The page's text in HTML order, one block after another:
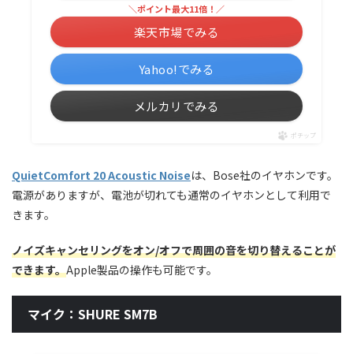
＼ポイント最大11倍！／
楽天市場でみる
Yahoo!でみる
メルカリでみる
ポチップ
QuietComfort 20 Acoustic Noiseは、Bose社のイヤホンです。
電源がありますが、電池が切れても通常のイヤホンとして利用で
きます。
ノイズキャンセリングをオン/オフで周囲の音を切り替えることが
できます。Apple製品の操作も可能です。
マイク：SHURE SM7B